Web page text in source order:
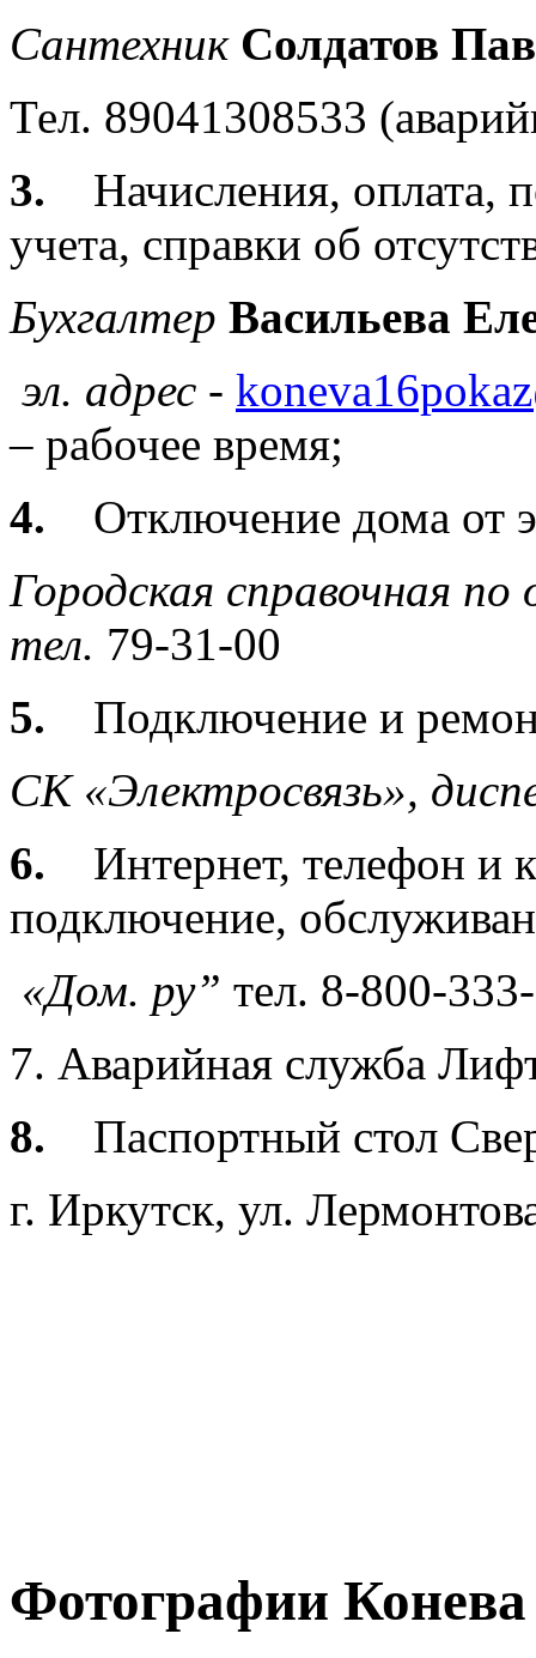
Сантехник Солдатов
Тел. 89041308533
3. Начисления, оплата,
учета, справки об
Бухгалтер Васильева
эл. адрес -
– рабочее время;
4. Отключение дома от
Городская справочная
тел. 79-31-00
5. Подключение и
СК «Электросвязь»,
6. Интернет, телефон и
подключение,
«Дом. ру” тел. 8-800-
7. Аварийная служба
8. Паспортный стол
г. Иркутск, ул.
Фотографии Конева